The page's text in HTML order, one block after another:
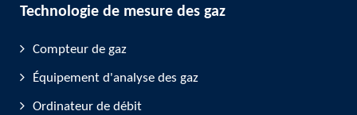
Technologie de mesure des gaz
Compteur de gaz
Équipement d'analyse des gaz
Ordinateur de débit